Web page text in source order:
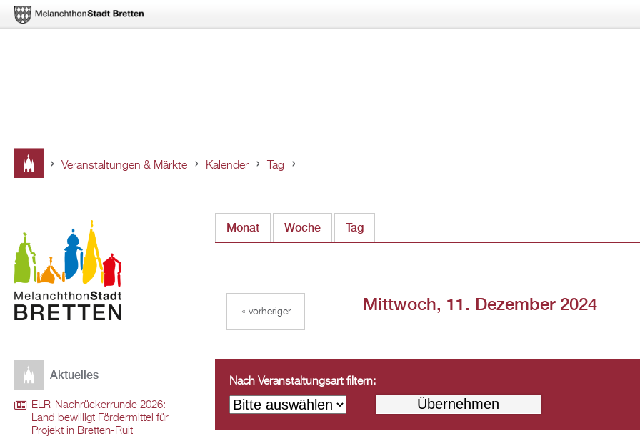
hier
Veranstaltungen & Märkte Kalender Tag
Monat Woche Tag(aktiver Reiter)
Mittwoch, 11. Dezember 2024
« vorheriger
Nach Veranstaltungsart filtern:
Aktuelles
ELR-Nachrückerrunde 2026:
Land bewilligt Fördermittel für
Projekt in Bretten-Ruit